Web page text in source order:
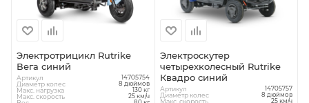
Электротрицикл Rutrike
Вега синий
Артикул 14705754
Диаметр колес 8 дюймов
Макс. нагрузка 130 кг
Макс. скорость 25 км/ч
Электроскутер
четырехколесный Rutrike
Квадро синий
Артикул 14705757
Диаметр колес 8 дюймов
Макс. скорость 25 км/ч